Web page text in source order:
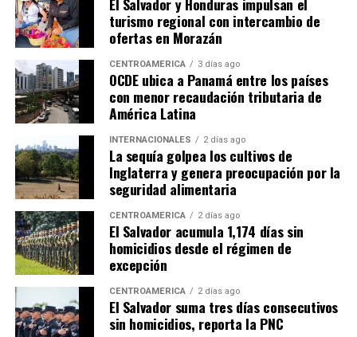
turismo regional con intercambio de
ofertas en Morazán
CENTROAMÉRICA 3 días ago
OCDE ubica a Panamá entre los países
con menor recaudación tributaria de
América Latina
INTERNACIONALES 2 días ago
La sequía golpea los cultivos de
Inglaterra y genera preocupación por la
seguridad alimentaria
CENTROAMÉRICA 2 días ago
El Salvador acumula 1,174 días sin
homicidios desde el régimen de
excepción
CENTROAMÉRICA 2 días ago
El Salvador suma tres días consecutivos
sin homicidios, reporta la PNC